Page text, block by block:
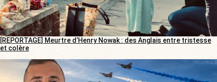
[REPORTAGE] Meurtre d’Henry Nowak : des Anglais entre tristesse
et colère